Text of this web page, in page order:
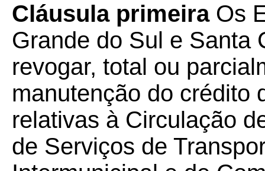
Cláusula primeiraOs
Grande do Sul e Santa
revogar, total ou
manutenção do crédito
relativas à Circulação
de Serviços de